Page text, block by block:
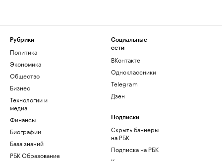
Рубрики
Политика
Экономика
Общество
Бизнес
Технологии и
медиа
Финансы
Биографии
База знаний
РБК Образование
Социальные
сети
ВКонтакте
Одноклассники
Telegram
Дзен
Подписки
Скрыть баннеры
на РБК
Подписка на РБК